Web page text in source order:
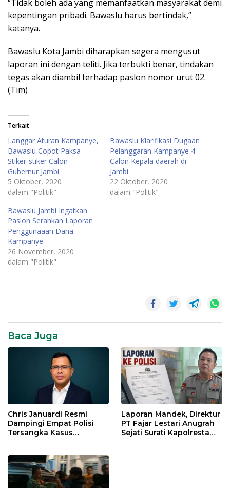
“Tidak boleh ada yang memanfaatkan masyarakat demi
kepentingan pribadi. Bawaslu harus bertindak,”
katanya.
Bawaslu Kota Jambi diharapkan segera mengusut
laporan ini dengan teliti. Jika terbukti benar, tindakan
tegas akan diambil terhadap paslon nomor urut 02.
(Tim)
Terkait
Langgar Aturan Kampanye,
Bawaslu Copot Paksa
Stiker-stiker Calon
Gubernur Jambi
5 Oktober, 2020
dalam "Politik"
Bawaslu Klarifikasi Dugaan
Pelanggaran Kampanye 4
Calon Kepala daerah di
Jambi
22 Oktober, 2020
dalam "Politik"
Bawaslu Jambi Ingatkan
Paslon Serahkan Laporan
Penggunaaan Dana
Kampanye
26 November, 2020
dalam "Politik"
Baca Juga
Chris Januardi Resmi
Dampingi Empat Polisi
Tersangka Kasus
Laporan Mandek, Direktur
PT Fajar Lestari Anugrah
Sejati Surati Kapolresta